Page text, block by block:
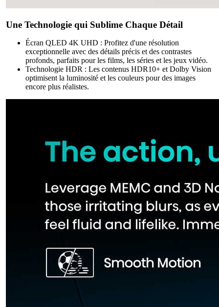
Une Technologie qui Sublime Chaque Détail
Écran QLED 4K UHD : Profitez d'une résolution
exceptionnelle avec des détails précis et des contrastes
profonds, parfaits pour les films, les séries et les jeux vidéo.
Technologie HDR : Les contenus HDR10+ et Dolby Vision
optimisent la luminosité et les couleurs pour des images
encore plus réalistes.